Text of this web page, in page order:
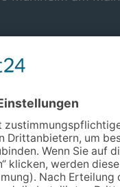
Erstgespräch